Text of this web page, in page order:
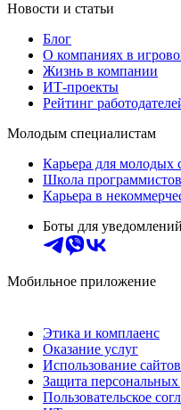
Новости и статьи
Блог
О компаниях в
Жизнь в компании
ИТ-проекты
Рейтинг
Молодым специалистам
Карьера для молодых
Школа программистов
Карьера в
Боты для уведомлений
Мобильное приложение
Этика и комплаенс
Оказание услуг
Использование сайтов
Защита
Пользовательское